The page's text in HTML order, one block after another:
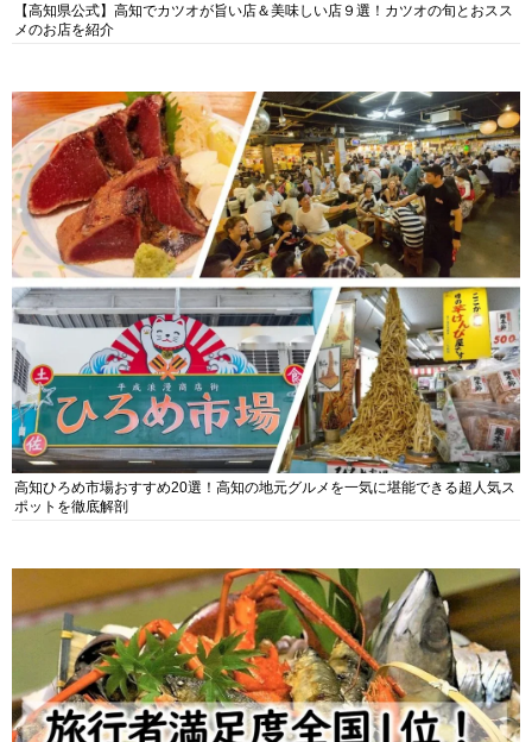
【高知県公式】高知でカツオが旨い店＆美味しい店９選！カツオの旬とおスス
メのお店を紹介
高知ひろめ市場おすすめ20選！高知の地元グルメを一気に堪能できる超人気ス
ポットを徹底解剖